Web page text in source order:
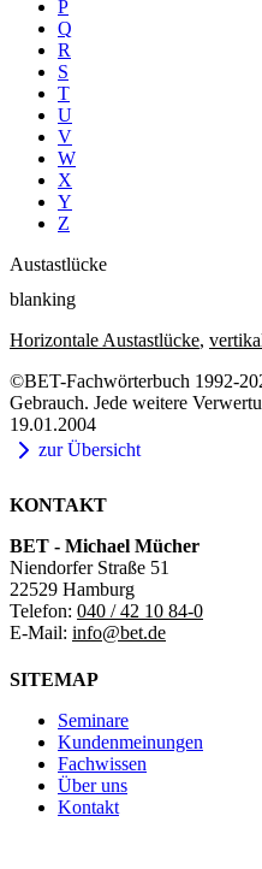
P
Q
R
S
T
U
V
W
X
Y
Z
Austastlücke
blanking
Horizontale Austastlücke,
©BET-Fachwörterbuch 1992-
Gebrauch. Jede weitere
19.01.2004
zur Übersicht
KONTAKT
BET - Michael Mücher
Niendorfer Straße 51
22529 Hamburg
Telefon: 040 / 42 10 84-0
E-Mail: info@bet.de
SITEMAP
Seminare
Kundenmeinungen
Fachwissen
Über uns
Kontakt